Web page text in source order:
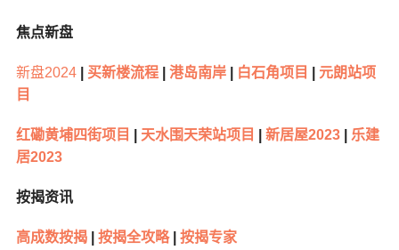
焦点新盘
新盘2024| 买新楼流程| 港岛南岸| 白石角项目
元朗站项
目
红磡黄埔四街项目 天水围天荣站项目 新居屋2023|
乐建
居2023
按揭资讯
高成数按揭| 按揭全攻略| 按揭专家